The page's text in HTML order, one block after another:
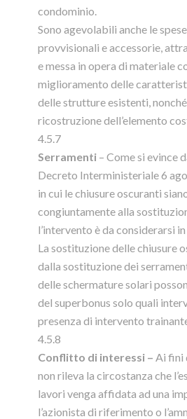
condominio.
Sono agevolabili anche le
provvisionali e accessorie,
e messa in opera di materiale
miglioramento delle
delle strutture esistenti,
ricostruzione dell’elemento
4.5.7
Serramenti – Come si evince
Decreto Interministeriale 6
in cui le chiusure oscuranti
congiuntamente alla
l’intervento è da considerarsi
La sostituzione delle chiusure
dalla sostituzione dei
delle schermature solari
del superbonus solo quali
presenza di intervento
4.5.8
Conflitto di interessi – Ai fini
non rileva la circostanza che
lavori venga affidata ad una
l’azionista di riferimento o